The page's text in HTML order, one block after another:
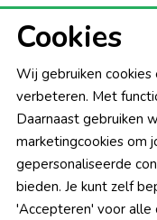
Noodzakelijke
Analytische
Cookies
Wij gebruiken
verbeteren. Met
Daarnaast gebruiken
marketingcookies om
gepersonaliseerde
bieden. Je kunt zelf
'Accepteren' voor alle